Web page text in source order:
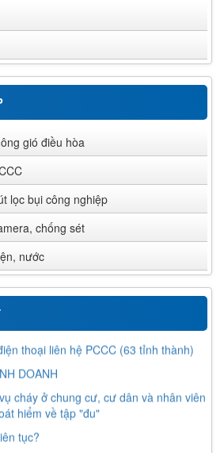
gió điều hòa
lọc bụi công nghiệp
chống sét
nước
thoại liên hệ PCCC (63 tỉnh thành)
DOANH
cháy ở chung cư, cư dân và nhân viên
hiểm về tập "đu"
tục?